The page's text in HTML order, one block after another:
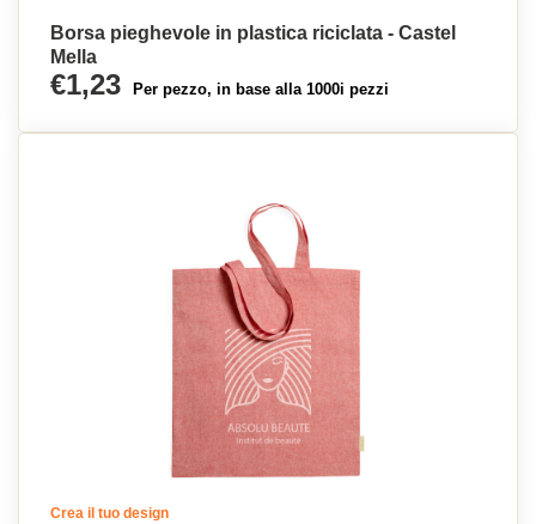
Borsa pieghevole in plastica riciclata - Castel
Mella
€1,23 Per pezzo, in base alla 1000i pezzi
Crea il tuo design